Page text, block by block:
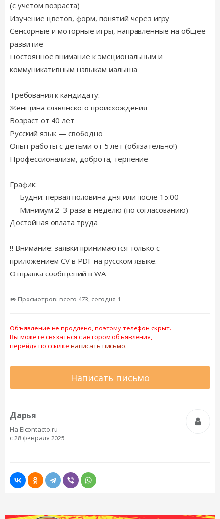
(с учётом возраста)
Изучение цветов, форм, понятий через игру
Сенсорные и моторные игры, направленные на общее
развитие
Постоянное внимание к эмоциональным и
коммуникативным навыкам малыша
Требования к кандидату:
Женщина славянского происхождения
Возраст от 40 лет
Русский язык — свободно
Опыт работы с детьми от 5 лет (обязательно!)
Профессионализм, доброта, терпение
График:
— Будни: первая половина дня или после 15:00
— Минимум 2–3 раза в неделю (по согласованию)
Достойная оплата труда
‼ Внимание: заявки принимаются только с
приложением CV в PDF на русском языке.
Отправка сообщений в WA
Просмотров: всего 473, сегодня 1
Объявление не продлено, поэтому телефон скрыт.
Вы можете связаться с автором объявления,
перейдя по ссылке написать письмо.
Написать письмо
Дарья
На Elcontacto.ru
с 28 февраля 2025